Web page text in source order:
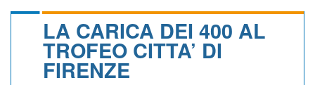
CALENDARIO
LA CARICA DEI 400 AL
TROFEO CITTA’ DI
FIRENZE